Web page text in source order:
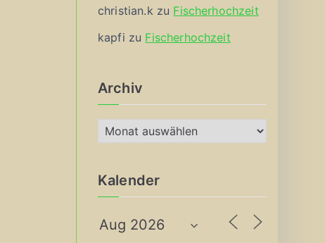
christian.k zu Fischerhochzeit
kapfi zu Fischerhochzeit
Archiv
r
h
v
Kalender